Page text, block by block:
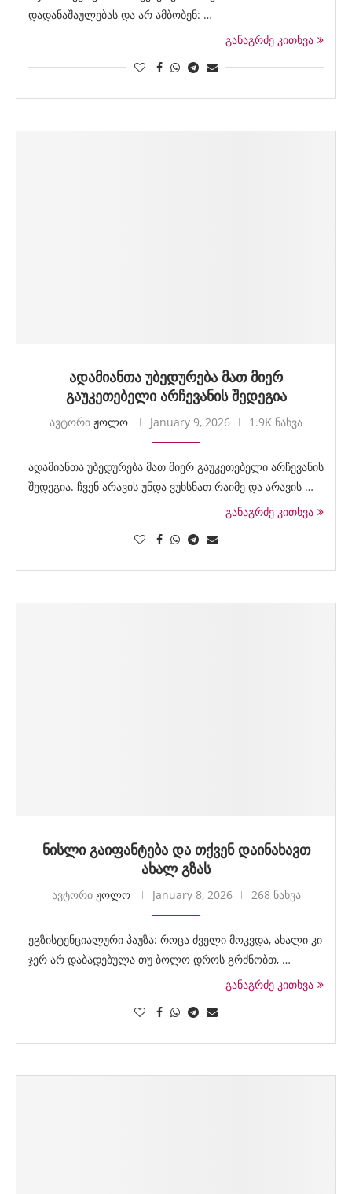
დადანაშაულებას და არ ამბობენ: …
განაგრძე კითხვა
ადამიანთა უბედურება მათ მიერ
გაუკეთებელი არჩევანის შედეგია
ავტორი ჟოლო January 9, 2026 1.9K ნახვა
ადამიანთა უბედურება მათ მიერ გაუკეთებელი არჩევანის
შედეგია. ჩვენ არავის უნდა ვუხსნათ რაიმე და არავის …
განაგრძე კითხვა
ნისლი გაიფანტება და თქვენ დაინახავთ
ახალ გზას
ავტორი ჟოლო January 8, 2026 268 ნახვა
ეგზისტენციალური პაუზა: როცა ძველი მოკვდა, ახალი კი
ჯერ არ დაბადებულა თუ ბოლო დროს გრძნობთ, …
განაგრძე კითხვა